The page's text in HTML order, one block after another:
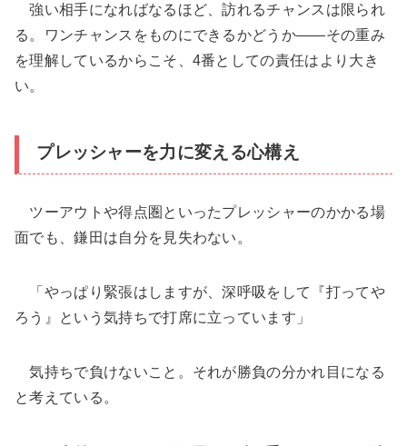
強い相手になればなるほど、訪れるチャンスは限られ
る。ワンチャンスをものにできるかどうか――その重み
を理解しているからこそ、4番としての責任はより大き
い。
プレッシャーを力に変える心構え
ツーアウトや得点圏といったプレッシャーのかかる場
面でも、鎌田は自分を見失わない。
「やっぱり緊張はしますが、深呼吸をして『打ってや
ろう』という気持ちで打席に立っています」
気持ちで負けないこと。それが勝負の分かれ目になる
と考えている。